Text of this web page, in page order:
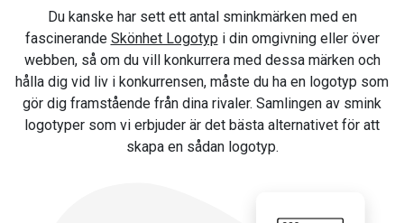
Du kanske har sett ett antal sminkmärken med en
fascinerande Skönhet Logotyp i din omgivning eller över
webben, så om du vill konkurrera med dessa märken och
hålla dig vid liv i konkurrensen, måste du ha en logotyp som
gör dig framstående från dina rivaler. Samlingen av smink
logotyper som vi erbjuder är det bästa alternativet för att
skapa en sådan logotyp.